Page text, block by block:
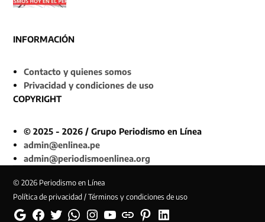
INFORMACIÓN
Contacto y quienes somos
Privacidad y condiciones de uso
COPYRIGHT
© 2025 - 2026 / Grupo Periodismo en Línea
admin@enlinea.pe
admin@periodismoenlinea.org
© 2026 Periodismo en Línea
Política de privacidad / Términos y condiciones de uso
GoogleFacebookTwitterWhatsappInstagramYouTubeWeb PinterestLinkedin